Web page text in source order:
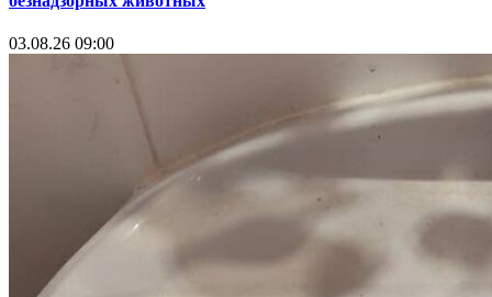
03.08.26 09:00